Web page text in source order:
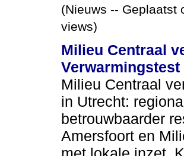
(Nieuws -- Geplaatst
views)
Milieu Centraal
Milieu Centraal
in Utrecht:
betrouwbaarder
Amersfoort en